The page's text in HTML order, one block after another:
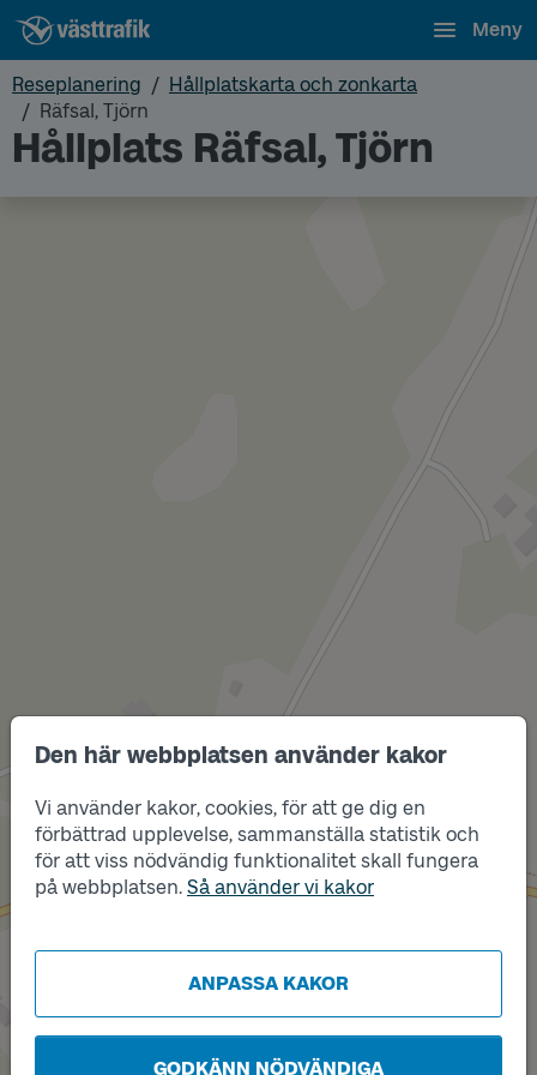
Den här webbplatsen använder kakor
Vi använder kakor, cookies, för att ge dig en
förbättrad upplevelse, sammanställa statistik och
för att viss nödvändig funktionalitet skall fungera
på webbplatsen. Så använder vi kakor
ANPASSA KAKOR
GODKÄNN NÖDVÄNDIGA
Meny
Reseplanering
Hållplatskarta och zonkarta
Räfsal, Tjörn
Hållplats Räfsal, Tjörn
Läge
A
Läge